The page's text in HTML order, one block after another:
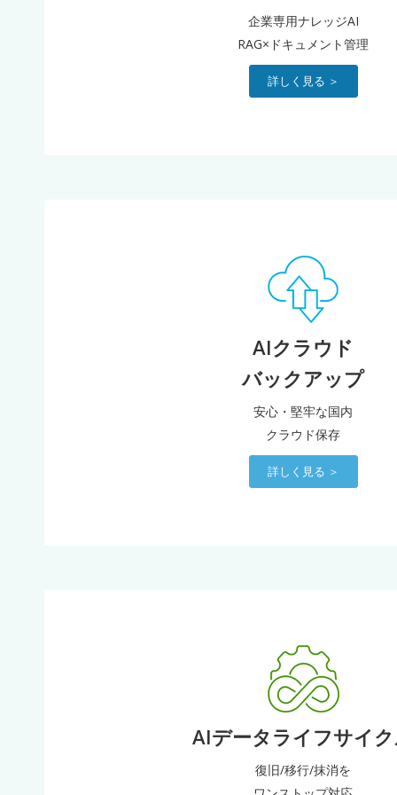
企業専用ナレッジAI
RAG×ドキュメント管理
詳しく見る ＞
AIクラウド
バックアップ
安心・堅牢な国内
クラウド保存
詳しく見る ＞
AIデータライフサイ
復旧/移行/抹消を